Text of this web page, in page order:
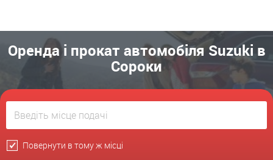
Оренда і прокат автомобіля Suzuki в
Сороки
Повернути в тому ж місці